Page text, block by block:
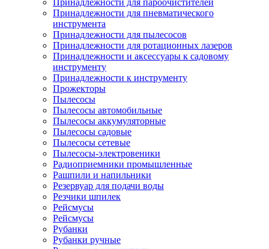
Принадлежности для пароочистителей
Принадлежности для пневматического
инструмента
Принадлежности для пылесосов
Принадлежности для ротационных лазеров
Принадлежности и аксессуары к садовому
инструменту
Принадлежности к инструменту
Прожекторы
Пылесосы
Пылесосы автомобильные
Пылесосы аккумуляторные
Пылесосы садовые
Пылесосы сетевые
Пылесосы-электровеники
Радиоприемники промышленные
Рашпили и напильники
Резервуар для подачи воды
Резчики шпилек
Рейсмусы
Рейсмусы
Рубанки
Рубанки ручные